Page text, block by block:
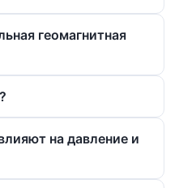
геомагнитная
на давление и